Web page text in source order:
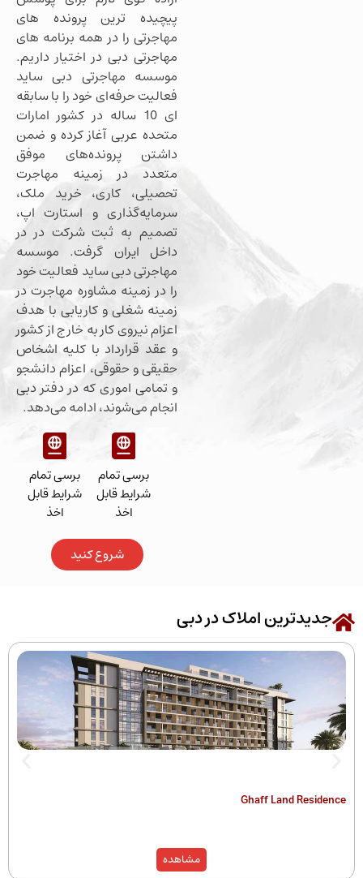
پیچیده ترین پرونده های
مهاجرتی را در همه برنامه های
مهاجرتی دبی در اختیار داریم.
موسسه مهاجرتی دبی ساید
فعالیت حرفه‌ای خود را با سابقه
ای 10 ساله در کشور امارات
متحده عربی آغاز کرده و ضمن
داشتن پرونده‌های موفق
متعدد در زمینه مهاجرت
تحصیلی، کاری، خرید ملک،
سرمایه‌گذاری و استارت اپ،
تصمیم به ثبت شرکت در در
داخل ایران گرفت. موسسه
مهاجرتی دبی ساید فعالیت خود
را در زمینه مشاوره مهاجرت در
زمینه شغلی و کاریابی با هدف
اعزام نیروی کار به خارج از کشور
و عقد قرارداد با کلیه اشخاص
حقیقی و حقوقی، اعزام دانشجو
و تمامی اموری که در دفتر دبی
انجام می‌شوند، ادامه می‌دهد.
برسی تمام
شرایط قابل
اخذ
شروع کنید
املاک در دبی
Ghaff